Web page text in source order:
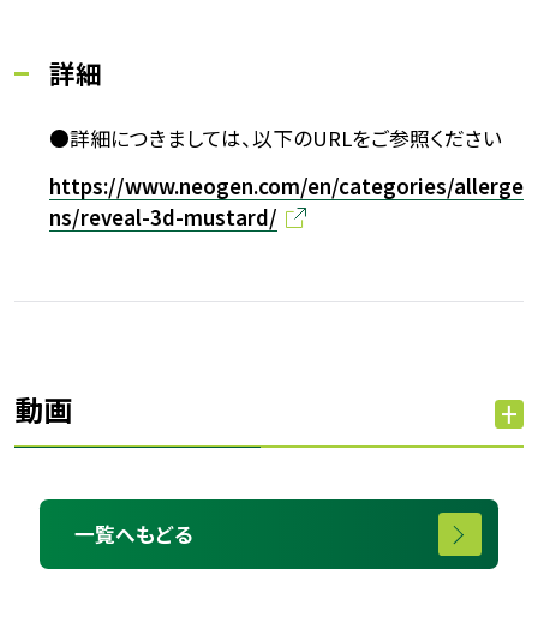
詳細
●詳細につきましては、以下のURLをご参照ください
https://www.neogen.com/en/categories/allerge
ns/reveal-3d-mustard/
動画
一覧へもどる